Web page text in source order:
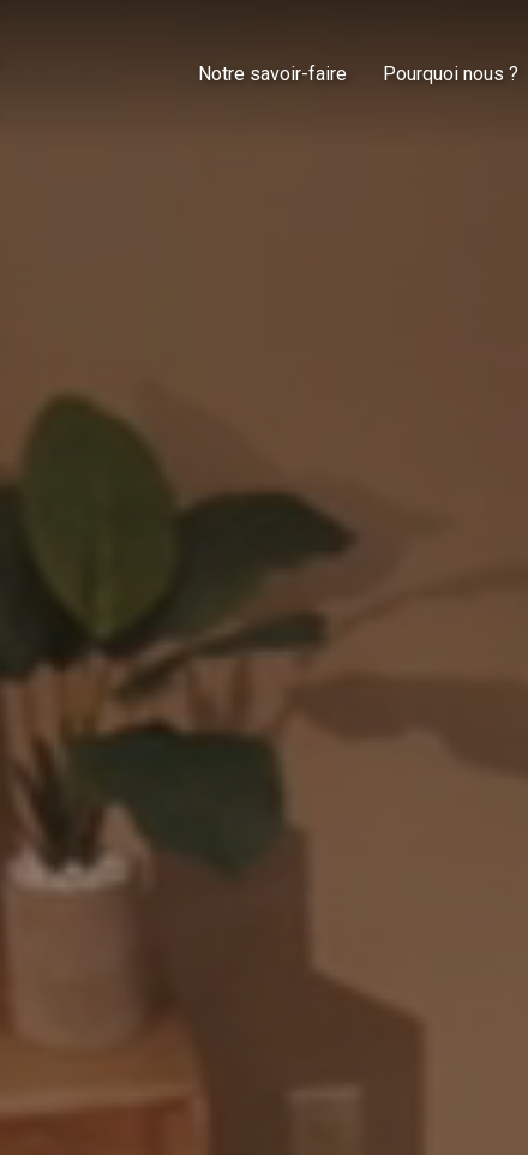
Notre savoir-faire Pourquoi nous ?